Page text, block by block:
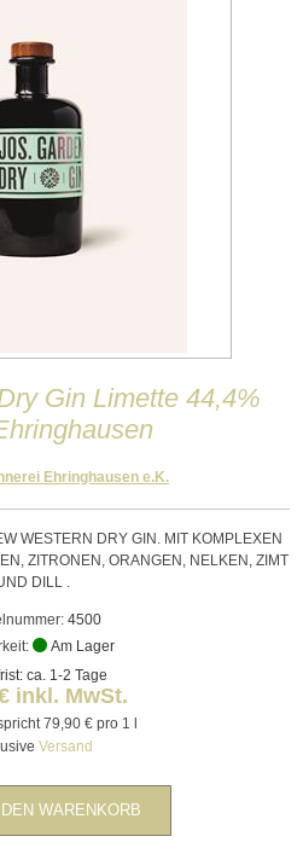
Gin Limette 44,4%
Ehringhausen e.K.
WESTERN DRY GIN. MIT KOMPLEXEN
ZITRONEN, ORANGEN, NELKEN, ZIMT
DILL .
4500
Am Lager
ca. 1-2 Tage
inkl. MwSt.
79,90 € pro 1 l
Versand